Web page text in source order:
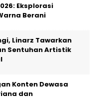
Eksplorasi
Berani
Linarz Tawarkan
Sentuhan Artistik
Konten Dewasa
dan